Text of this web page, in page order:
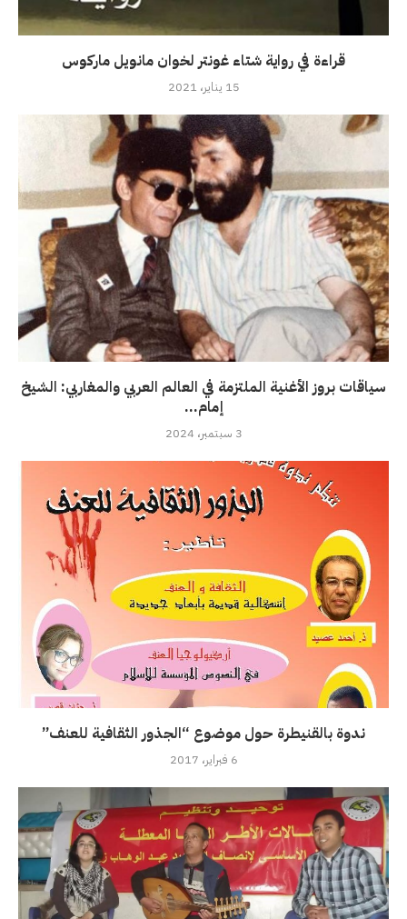
قراءة في رواية شتاء غونتر لخوان مانويل ماركوس
15 يناير، 2021
سياقات بروز الأغنية الملتزمة في العالم العربي والمغاربي: الشيخ
إمام...
3 سبتمبر، 2024
ندوة بالقنيطرة حول موضوع “الجذور الثقافية للعنف”
6 فبراير، 2017